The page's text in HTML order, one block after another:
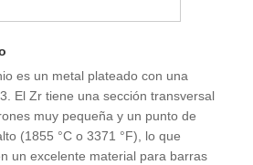
es un metal plateado con una
El Zr tiene una sección transversal
muy pequeña y un punto de
(1855 °C o 3371 °F), lo que
un excelente material para barras